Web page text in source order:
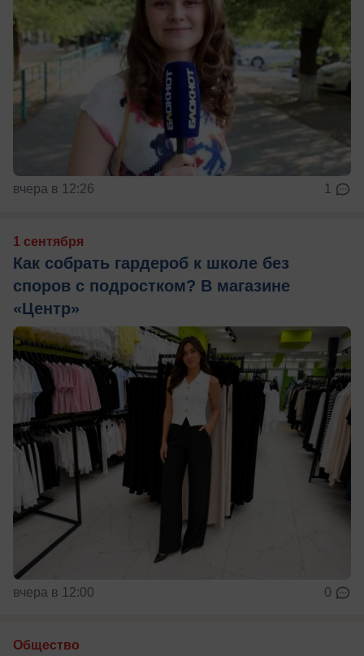
вчера в 12:26 1
1 сентября
Как собрать гардероб к школе без
споров с подростком? В магазине
«Центр»
вчера в 12:00 0
Общество